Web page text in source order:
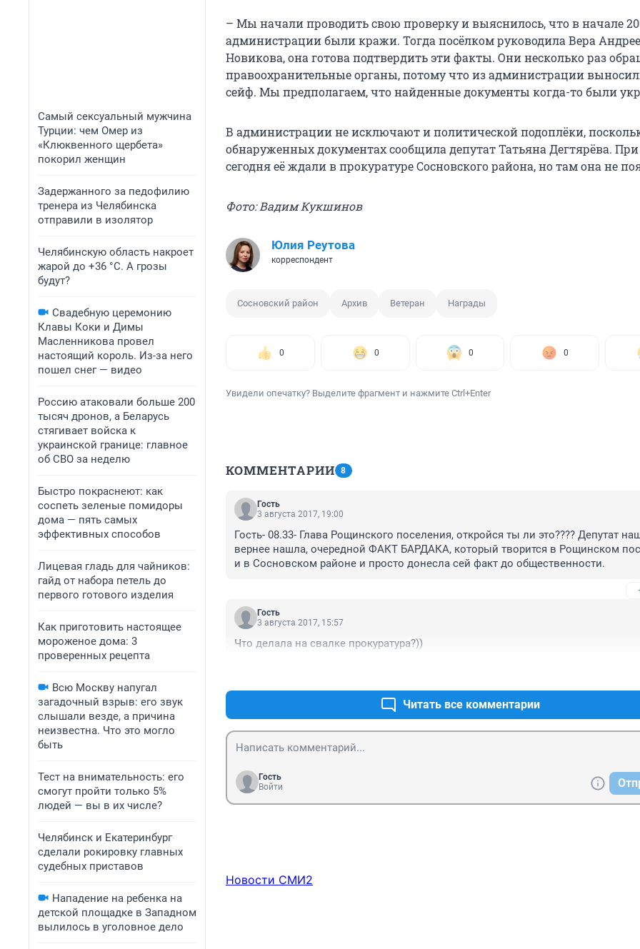
Самый сексуальный мужчина
Турции: чем Омер из
«Клюквенного щербета»
покорил женщин
Задержанного за педофилию
тренера из Челябинска
отправили в изолятор
Челябинскую область накроет
жарой до +36 °C. А грозы
будут?
Свадебную церемонию
Клавы Коки и Димы
Масленникова провел
настоящий король. Из-за него
пошел снег — видео
Россию атаковали больше 200
тысяч дронов, а Беларусь
стягивает войска к
украинской границе: главное
об СВО за неделю
Быстро покраснеют: как
соспеть зеленые помидоры
дома — пять самых
эффективных способов
Лицевая гладь для чайников:
гайд от набора петель до
первого готового изделия
Как приготовить настоящее
мороженое дома: 3
проверенных рецепта
Всю Москву напугал
загадочный взрыв: его звук
слышали везде, а причина
неизвестна. Что это могло
быть
Тест на внимательность: его
смогут пройти только 5%
людей — вы в их числе?
Челябинск и Екатеринбург
сделали рокировку главных
судебных приставов
Нападение на ребенка на
детской площадке в Западном
вылилось в уголовное дело
– Мы начали проводить свою проверку и выяснилось, что в начале
администрации были кражи. Тогда посёлком руководила Вера
Новикова, она готова подтвердить эти факты. Они несколько раз
правоохранительные органы, потому что из администрации
сейф. Мы предполагаем, что найденные документы когда-то были
В администрации не исключают и политической подоплёки,
обнаруженных документах сообщила депутат Татьяна Дегтярёва.
сегодня её ждали в прокуратуре Сосновского района, но там она не
Фото: Вадим Кукшинов
Юлия Реутова
корреспондент
Сосновский район Архив Ветеран Награды
0 0 0 0
Увидели опечатку? Выделите фрагмент и нажмите Ctrl+Enter
КОММЕНТАРИИ 8
Гость
3 августа 2017, 19:00
Гость- 08.33- Глава Рощинского поселения, откройся ты ли это???? Депутат
вернее нашла, очередной ФАКТ БАРДАКА, который творится в Рощинском
и в Сосновском районе и просто донесла сей факт до общественности.
Гость
3 августа 2017, 15:57
Что делала на свалке прокуратура?))
Читать все комментарии
Гость
Войти
Новости СМИ2